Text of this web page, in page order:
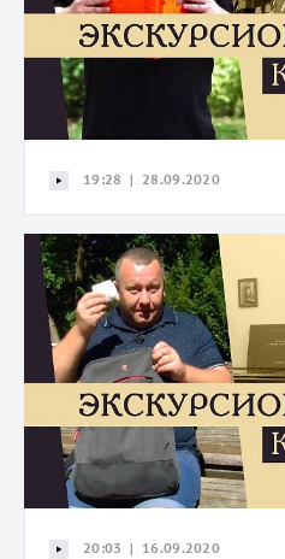
19:28 | 28.09.2020
20:03 | 16.09.2020